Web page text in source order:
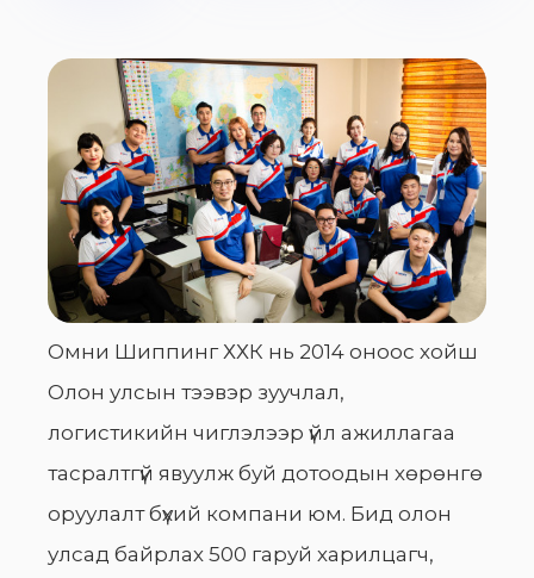
Омни Шиппинг ХХК нь 2014 оноос хойш
Олон улсын тээвэр зуучлал,
логистикийн чиглэлээр үйл ажиллагаа
тасралтгүй явуулж буй дотоодын хөрөнгө
оруулалт бүхий компани юм. Бид олон
улсад байрлах 500 гаруй харилцагч,